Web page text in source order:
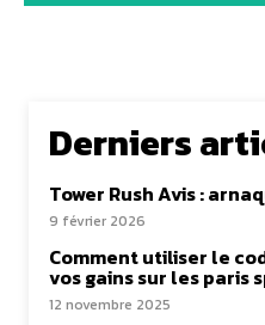
Derniers
Tower Rush Avis :
9 février 2026
Comment utiliser le
vos gains sur les paris
12 novembre 2025